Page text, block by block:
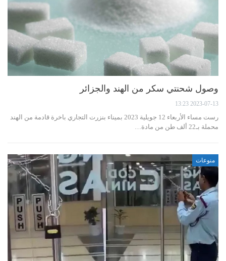
وصول شحنتي سكر من الهند والجزائر
2023-07-13 13:23
رست مساء الأربعاء 12 جويلية 2023 بميناء بنزرت التجاري باخرة قادمة من الهند
محملة بـ22 ألف طن من مادة…
منوعات